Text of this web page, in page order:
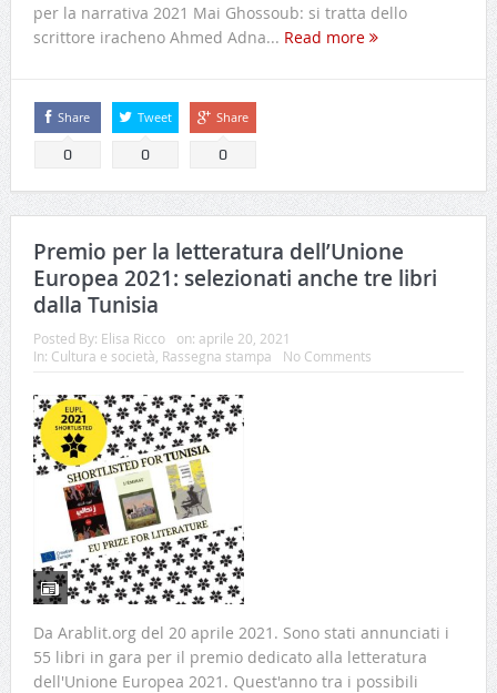
per la narrativa 2021 Mai Ghossoub: si tratta dello
scrittore iracheno Ahmed Adna... Read more
Share
0
Tweet
0
Share
0
Premio per la letteratura dell’Unione
Europea 2021: selezionati anche tre libri
dalla Tunisia
Posted By: Elisa Ricco on: aprile 20, 2021
In: Cultura e società Rassegna stampa No Comments
Da Arablit.org del 20 aprile 2021. Sono stati annunciati i
55 libri in gara per il premio dedicato alla letteratura
dell'Unione Europea 2021. Quest'anno tra i possibili